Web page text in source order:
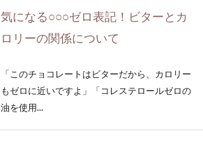
気になる○○○ゼロ表記！ビターとカ
ロリーの関係について
「このチョコレートはビターだから、カロリー
もゼロに近いですよ」「コレステロールゼロの
油を使用...